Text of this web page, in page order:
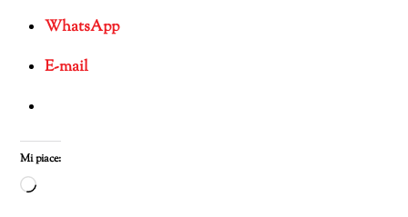
WhatsApp
E-mail
Mi piace:
Caricamento